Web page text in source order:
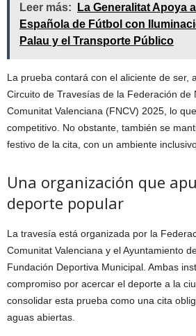
Leer más:
La Generalitat Apoya
Española de Fútbol con
Palau y el Transporte Público
La prueba contará con el aliciente de ser,
Circuito de Travesías de la Federación de
Comunitat Valenciana (FNCV) 2025, lo
competitivo. No obstante, también se
festivo de la cita, con un ambiente
Una organización que
deporte popular
La travesía está organizada por la
Comunitat Valenciana y el Ayuntamiento
Fundación Deportiva Municipal. Ambas
compromiso por acercar el deporte a la
consolidar esta prueba como una cita
aguas abiertas.